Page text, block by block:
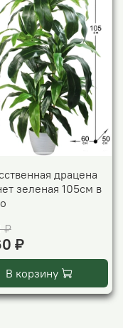
драцена
зеленая 105см в
₽
₽
В корзину